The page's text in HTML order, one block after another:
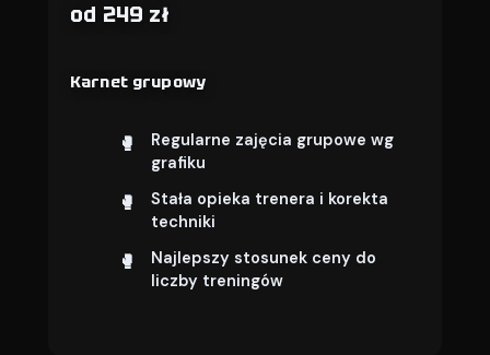
od 249 zł
Karnet grupowy
Regularne zajęcia grupowe wg
grafiku
Stała opieka trenera i korekta
techniki
Najlepszy stosunek ceny do
liczby treningów